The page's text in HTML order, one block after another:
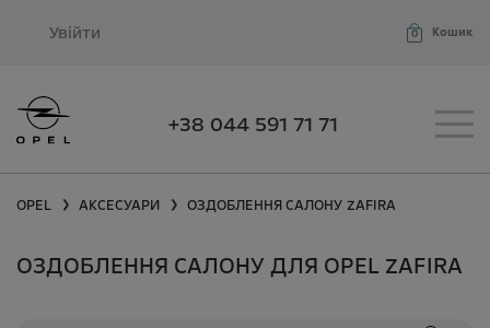
Увійти 0 Кошик
+38 044 591 71 71
OPEL ❯ АКСЕСУАРИ ❯ ОЗДОБЛЕННЯ САЛОНУ ZAFIRA
ОЗДОБЛЕННЯ САЛОНУ ДЛЯ OPEL ZAFIRA